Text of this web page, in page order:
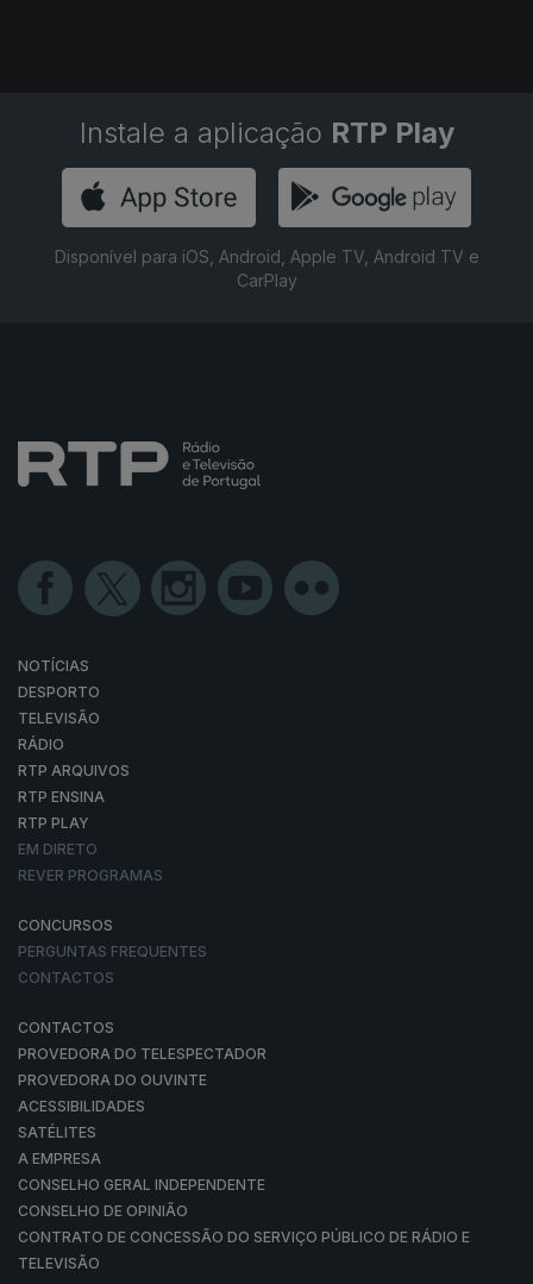
Instale a aplicação RTP Play
Disponível para iOS, Android, Apple TV, Android TV e
CarPlay
NOTÍCIAS
DESPORTO
TELEVISÃO
RÁDIO
RTP ARQUIVOS
RTP ENSINA
RTP PLAY
EM DIRETO
REVER PROGRAMAS
CONCURSOS
PERGUNTAS FREQUENTES
CONTACTOS
CONTACTOS
PROVEDORA DO TELESPECTADOR
PROVEDORA DO OUVINTE
ACESSIBILIDADES
SATÉLITES
A EMPRESA
CONSELHO GERAL INDEPENDENTE
CONSELHO DE OPINIÃO
CONTRATO DE CONCESSÃO DO SERVIÇO PÚBLICO DE RÁDIO E
TELEVISÃO